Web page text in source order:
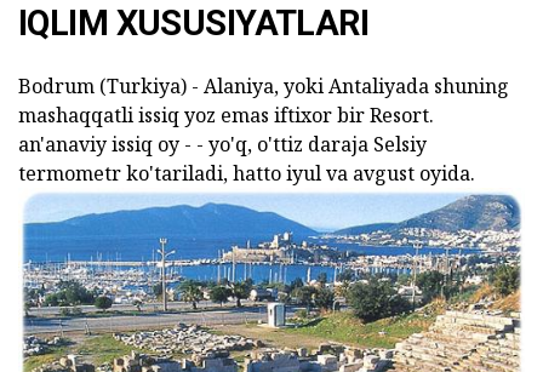
IQLIM XUSUSIYATLARI
Bodrum (Turkiya) - Alaniya, yoki Antaliyada shuning
mashaqqatli issiq yoz emas iftixor bir Resort.
an'anaviy issiq oy - - yo'q, o'ttiz daraja Selsiy
termometr ko'tariladi, hatto iyul va avgust oyida.